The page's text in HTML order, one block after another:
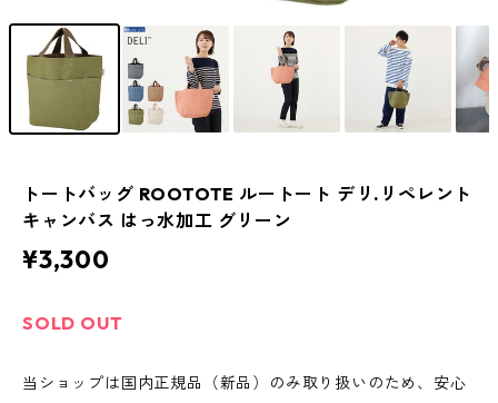
トートバッグ ROOTOTE ルートート デリ.リペレント
キャンバス はっ水加工 グリーン
¥3,300
SOLD OUT
当ショップは国内正規品（新品）のみ取り扱いのため、安心